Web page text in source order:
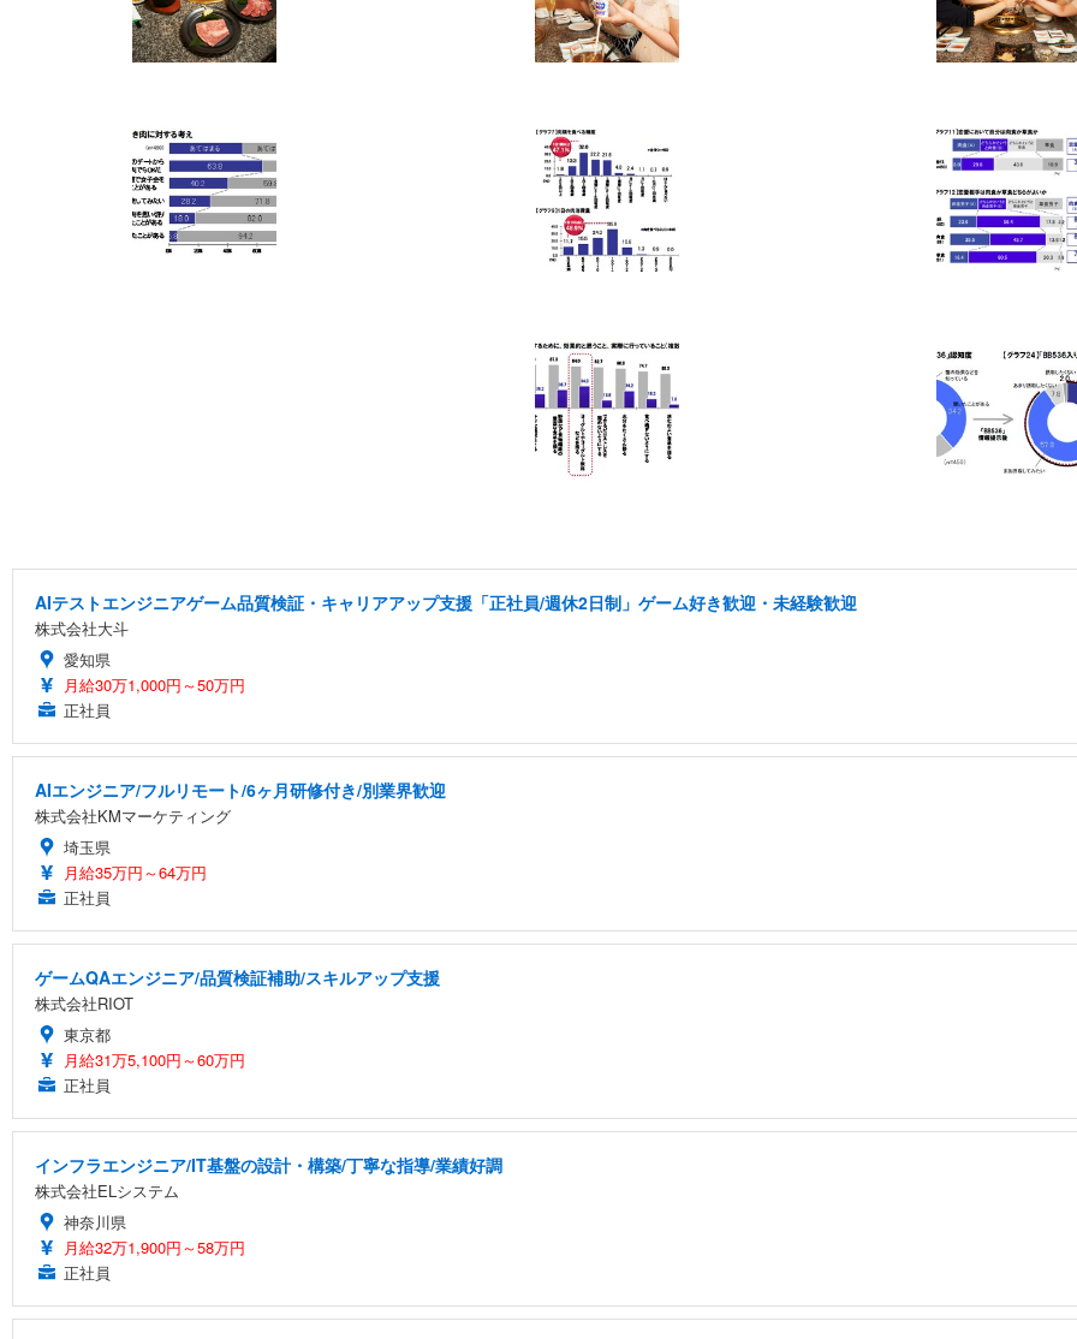
AIテストエンジニアゲーム品質検証・キャリアアップ支援「正社員/週休2日制」ゲーム好き歓迎・未経験歓迎
株式会社大斗
愛知県
月給30万1,000円～50万円
正社員
AIエンジニア/フルリモート/6ヶ月研修付き/別業界歓迎
株式会社KMマーケティング
埼玉県
月給35万円～64万円
正社員
ゲームQAエンジニア/品質検証補助/スキルアップ支援
株式会社RIOT
東京都
月給31万5,100円～60万円
正社員
インフラエンジニア/IT基盤の設計・構築/丁寧な指導/業績好調
株式会社ELシステム
神奈川県
月給32万1,900円～58万円
正社員